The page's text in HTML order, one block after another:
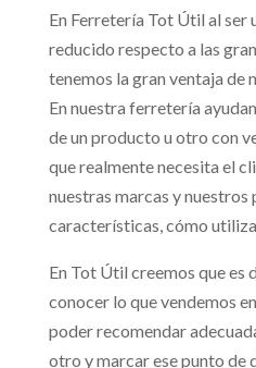
En Ferretería Tot Útil al ser
reducido respecto a las
tenemos la gran ventaja de
En nuestra ferretería
de un producto u otro con
que realmente necesita el
nuestras marcas y nuestros
características, cómo
En Tot Útil creemos que es
conocer lo que vendemos
poder recomendar
otro y marcar ese punto de